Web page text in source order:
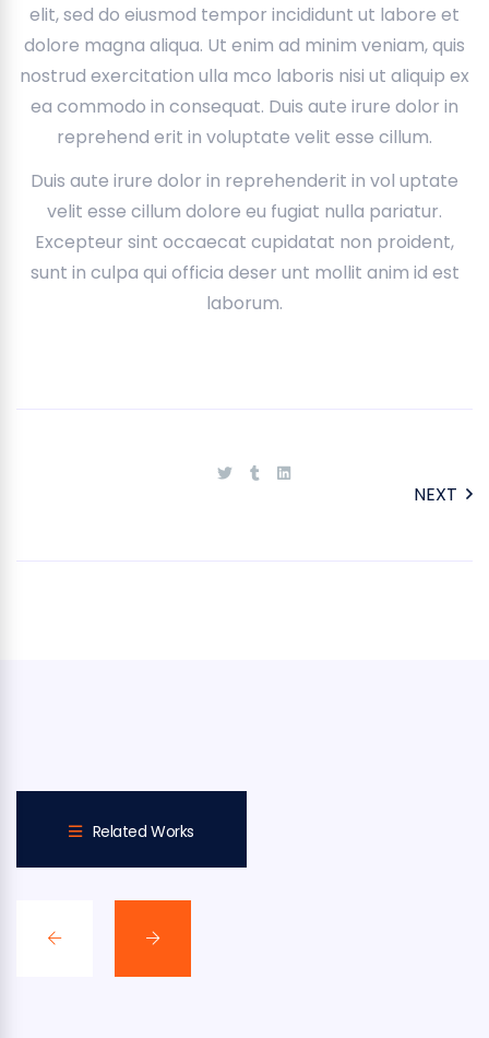
elit, sed do eiusmod tempor incididunt ut labore et
dolore magna aliqua. Ut enim ad minim veniam, quis
nostrud exercitation ulla mco laboris nisi ut aliquip ex
ea commodo in consequat. Duis aute irure dolor in
reprehend erit in voluptate velit esse cillum.
Duis aute irure dolor in reprehenderit in vol uptate
velit esse cillum dolore eu fugiat nulla pariatur.
Excepteur sint occaecat cupidatat non proident,
sunt in culpa qui officia deser unt mollit anim id est
laborum.
NEXT
Related Works